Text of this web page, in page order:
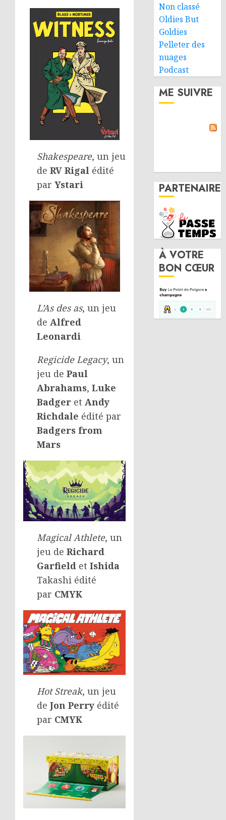
Shakespeare, un jeu
de RV Rigal édité
par Ystari
L’As des as, un jeu
de Alfred
Leonardi
Regicide Legacy, un
jeu de Paul
Abrahams, Luke
Badger et Andy
Richdale édité par
Badgers from
Mars
Magical Athlete, un
jeu de Richard
Garfield et Ishida
Takashi édité
par CMYK
Hot Streak, un jeu
de Jon Perry édité
par CMYK
Non classé
Oldies But
Goldies
Pelleter des
nuages
Podcast
ME SUIVRE
PARTENAIRE
À VOTRE
BON CŒUR